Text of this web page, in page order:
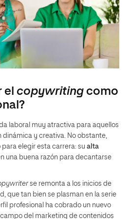
copywritingcomo
laboral muy atractiva para aquellos
y creativa. No obstante,
elegir esta carrera: su alta
una buena razón para decantarse
se remonta a los inicios de
que tan bien se plasman en la serie
profesional ha cobrado un nuevo
del marketing de contenidos